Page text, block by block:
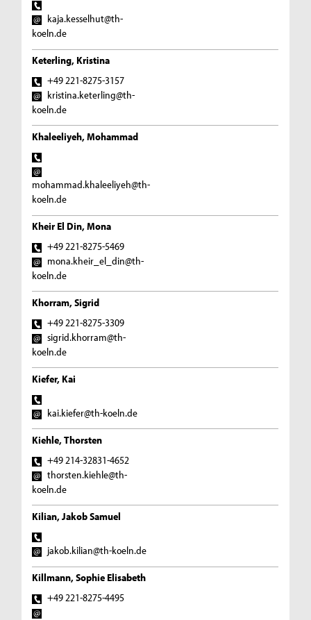
kaja.kesselhut@th-
koeln.de
Keterling, Kristina
+49 221-8275-3157
kristina.keterling@th-
koeln.de
Khaleeliyeh, Mohammad
mohammad.khaleeliyeh@th-
koeln.de
Kheir El Din, Mona
+49 221-8275-5469
mona.kheir_el_din@th-
koeln.de
Khorram, Sigrid
+49 221-8275-3309
sigrid.khorram@th-
koeln.de
Kiefer, Kai
kai.kiefer@th-koeln.de
Kiehle, Thorsten
+49 214-32831-4652
thorsten.kiehle@th-
koeln.de
Kilian, Jakob Samuel
jakob.kilian@th-koeln.de
Killmann, Sophie Elisabeth
+49 221-8275-4495